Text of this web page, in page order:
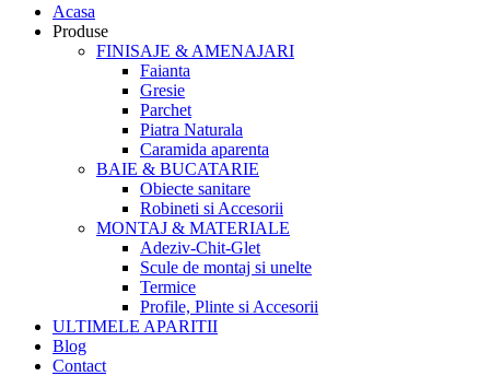
Acasa
Produse
FINISAJE & AMENAJARI
Faianta
Gresie
Parchet
Piatra Naturala
Caramida aparenta
BAIE & BUCATARIE
Obiecte sanitare
Robineti si Accesorii
MONTAJ & MATERIALE
Adeziv-Chit-Glet
Scule de montaj si unelte
Termice
Profile, Plinte si Accesorii
ULTIMELE APARITII
Blog
Contact